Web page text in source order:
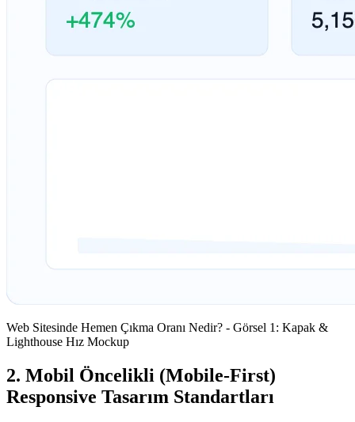
Web Sitesinde Hemen Çıkma Oranı Nedir? - Görsel 1: Kapak &
Lighthouse Hız Mockup
2. Mobil Öncelikli (Mobile-First)
Responsive Tasarım Standartları